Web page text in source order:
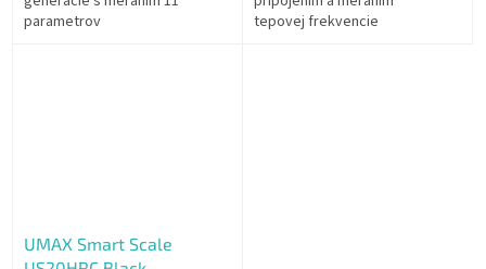
parametrov
tepovej frekvencie
UMAX Smart Scale